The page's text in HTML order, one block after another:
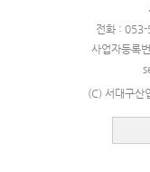
전화 :
사업자등록
(C) 서대구산